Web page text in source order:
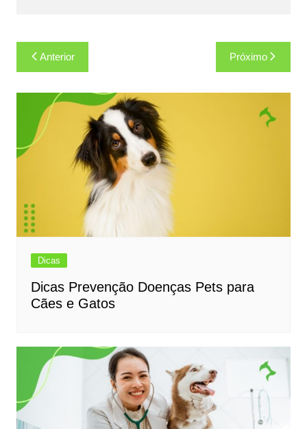
Navegação
de
Post
Anterior Próximo
Dicas
Dicas Prevenção Doenças Pets para
Cães e Gatos